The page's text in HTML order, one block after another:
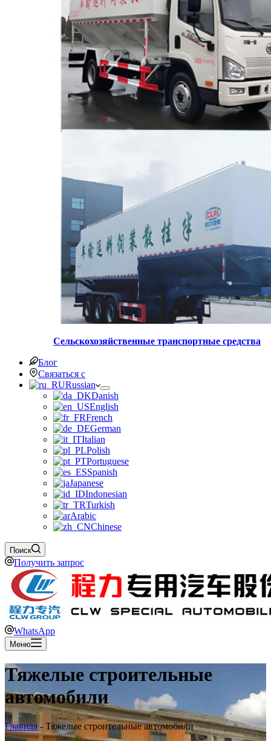
Сельскохозяйственные транспортные средства
Блог
Связаться с
Russian
Danish
English
French
German
Italian
Polish
Portuguese
Spanish
Japanese
Indonesian
Turkish
Arabic
Chinese
Поиск
Получить запрос
WhatsApp
Меню
Тяжелые строительные
автомобили
Главная- Тяжелые строительные автомобили